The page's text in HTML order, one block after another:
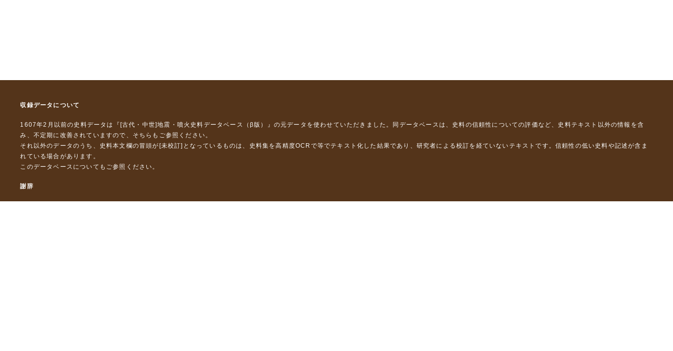
収録データについて
1607年2月以前の史料データは『 [古代・中世]地震・噴火史料データベース（β版）』 の元データを使わせていただきました。同データベースは、史料の信頼性についての評価など、史料テキスト以外の情報を含
み、不定期に改善されていますので、 そちら もご参照ください。
それ以外のデータのうち、史料本文欄の冒頭が[未校訂]となっているものは、史料集を高精度OCRで等でテキスト化した結果であり、研究者による校訂を経ていないテキストです。信頼性の低い史料や記述が含ま
れている場合があります。
このデータベースについて もご参照ください。
謝辞